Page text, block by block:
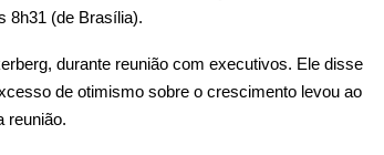
8h31 (de Brasília).
durante reunião com executivos. Ele disse
de otimismo sobre o crescimento levou ao
reunião.